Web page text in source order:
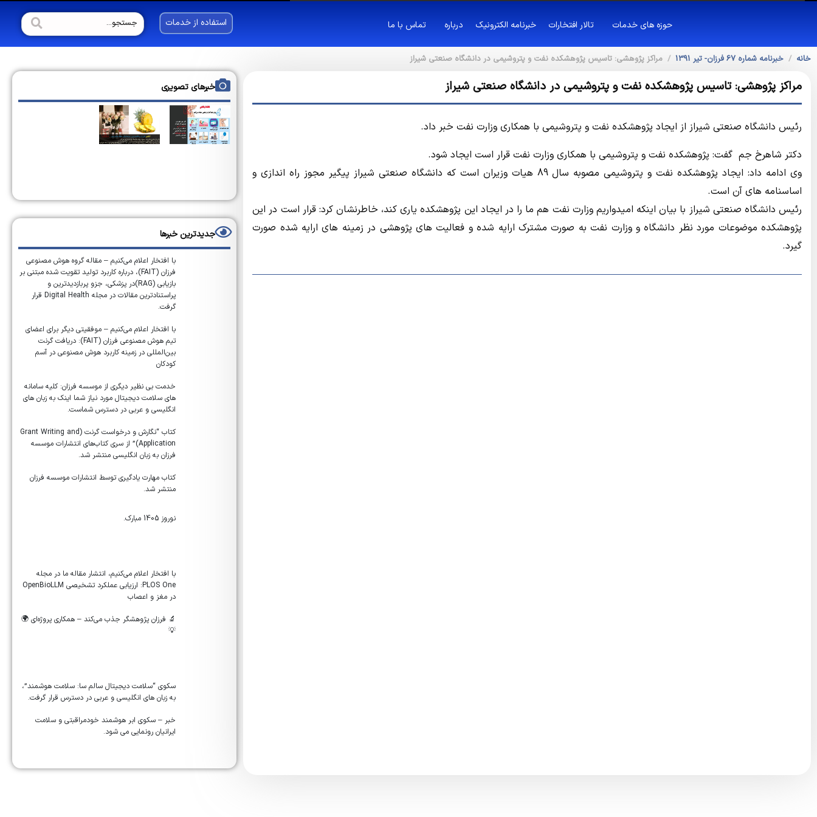
حوزه های خدمات تالار افتخارات خبرنامه الکترونیک درباره تماس با ما استفاده از خدمات
خانه خبرنامه شماره 67 فرزان- تیر 1391 مراکز پژوهشی: تاسیس پژوهشکده نفت و پتروشیمی در دانشگاه صنعتی شیراز
مراکز پژوهشی: تاسیس پژوهشکده نفت و پتروشیمی در دانشگاه صنعتی شیراز
رئیس دانشگاه صنعتی شیراز از ایجاد پژوهشکده نفت و پتروشیمی با همکاری وزارت نفت خبر داد.
دکتر شاهرخ جم گفت: پژوهشکده نفت و پتروشیمی با همکاری وزارت نفت قرار است ایجاد شود.
وی ادامه داد: ایجاد پژوهشکده نفت و پتروشیمی مصوبه سال 89 هیات وزیران است که دانشگاه صنعتی شیراز پیگیر مجوز راه اندازی و
اساسنامه های آن است.
رئیس دانشگاه صنعتی شیراز با بیان اینکه امیدواریم وزارت نفت هم ما را در ایجاد این پژوهشکده یاری کند، خاطرنشان کرد: قرار است در این
پژوهشکده موضوعات مورد نظر دانشگاه و وزارت نفت به صورت مشترک ارایه شده و فعالیت های پژوهشی در زمینه های ارایه شده صورت
گیرد.
خبرهای تصویری
جدیدترین خبرها
با افتخار اعلام می‌کنیم – مقاله گروه هوش مصنوعی
فرزان (FAIT)، درباره کاربرد تولید تقویت شده مبتنی بر
بازیابی (RAG)در پزشکی، جزو پربازدیدترین و
پراستنادترین مقالات در مجله Digital Health قرار
گرفت.
با افتخار اعلام می‌کنیم – موفقیتی دیگر برای اعضای
تیم هوش مصنوعی فرزان (FAIT): دریافت گرنت
بین‌المللی در زمینه کاربرد هوش مصنوعی در آسم
کودکان
خدمت بی نظیر دیگری از موسسه فرزان: کلیه سامانه
های سلامت دیجیتال مورد نیاز شما اینک به زبان های
انگلیسی و عربی در دسترس شماست.
کتاب “نگارش و درخواست گرنت (Grant Writing and
Application)” از سری کتاب‌های انتشارات موسسه
فرزان به زبان انگلیسی منتشر شد.
کتاب مهارت یادگیری توسط انتشارات موسسه فرزان
منتشر شد.
نوروز 1405 مبارک.
‏‏‏با افتخار اعلام می‌کنیم، انتشار مقاله ما در مجله
‎PLOS One‎: ارزیابی عملکرد تشخیصی ‎OpenBioLLM‎
در مغز و اعصاب
🔬 فرزان پژوهشگر جذب می‌کند – همکاری پروژه‌ای 🌍
💡
سکوی “سلامت دیجیتال سالم سا: سلامت هوشمند”،
به زبان های انگلیسی و عربی در دسترس قرار گرفت.
خبر – سکوی ابر هوشمند خودمراقبتی و سلامت
ایرانیان رونمایی می شود.